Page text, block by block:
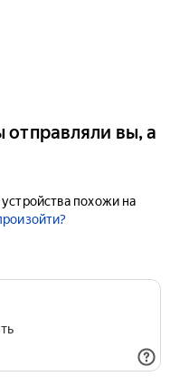
отправляли вы, а
похожи на